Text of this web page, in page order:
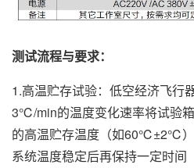
测试流程与要求：
1.高温贮存试验：低空经济飞行
3℃/min的温度变化速率将试验
的高温贮存温度（如60℃±2℃
系统温度稳定后再保持一定时间